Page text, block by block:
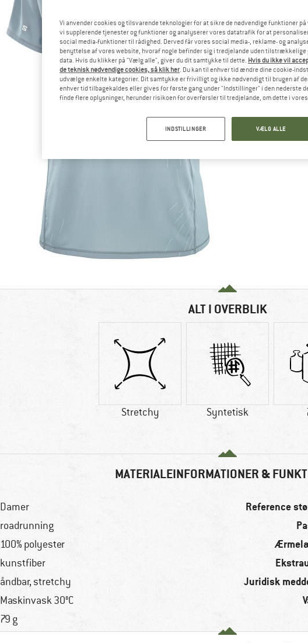
ALT I OVERBLIK
Stretchy Syntetisk
MATERIALEINFORMATIONER &
Damer
roadrunning
100% polyester
kunstfiber
åndbar, stretchy
Maskinvask 30°C
79 g
Reference
Juridisk
Vi anvender cookies og tilsvarende teknologier for at sikre de nødvendige funktioner
vi supplerende tjenester og funktioner og analyserer vores datatrafik for at
social media-funktioner til rådighed. Derved får vores social media-, reklame- og
benyttelse af vores website, hvoraf nogle befinder sig i tredjelande uden
data. Hvis du klikker på "Vælg alle", giver du dit samtykke til dette. Hvis du ikke vil
de teknisk nødvendige cookies, så klik her. Du kan til enhver tid ændre dine cookie-
udvælge enkelte kategorier. Dit samtykke er frivilligt og ikke nødvendigt til brugen af
enhver tid tilbagekaldes eller gives for første gang under "Indstillinger" i den nederste
finde flere oplysninger, herunder risikoen for overførsler til tredjelande, om dette i vores
INDSTILLINGER VÆLG ALLE